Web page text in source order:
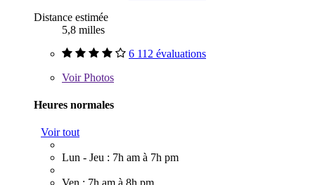
Distance estimée
5,8 milles
6 112 évaluations
VoirPhotos
Heures normales
Voir tout
Lun - Jeu : 7h am à 7h pm